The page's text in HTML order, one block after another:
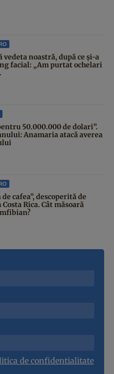
vedeta noastră, după ce și-a
facial: „Am purtat ochelari
50.000.000 de dolari”.
Anamaria atacă averea
de cafea”, descoperită de
Rica. Cât măsoară
de confidentialitate